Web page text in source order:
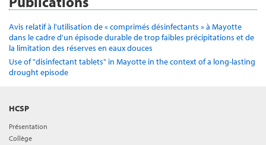
Avis relatif à l'utilisation de « comprimés désinfectants » à Mayotte
dans le cadre d'un épisode durable de trop faibles précipitations et de
la limitation des réserves en eaux douces
Use of "disinfectant tablets" in Mayotte in the context of a long-lasting
drought episode
HCSP
Présentation
Collège